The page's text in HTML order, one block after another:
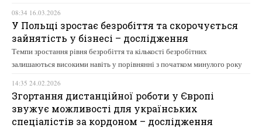
08:34 16.03.2026
У Польщі зростає безробіття та скорочується
зайнятість у бізнесі – дослідження
Темпи зростання рівня безробіття та кількості безробітних
залишаються високими навіть у порівнянні з початком минулого року
14:35 24.02.2026
Згортання дистанційної роботи у Європі
звужує можливості для українських
спеціалістів за кордоном – дослідження